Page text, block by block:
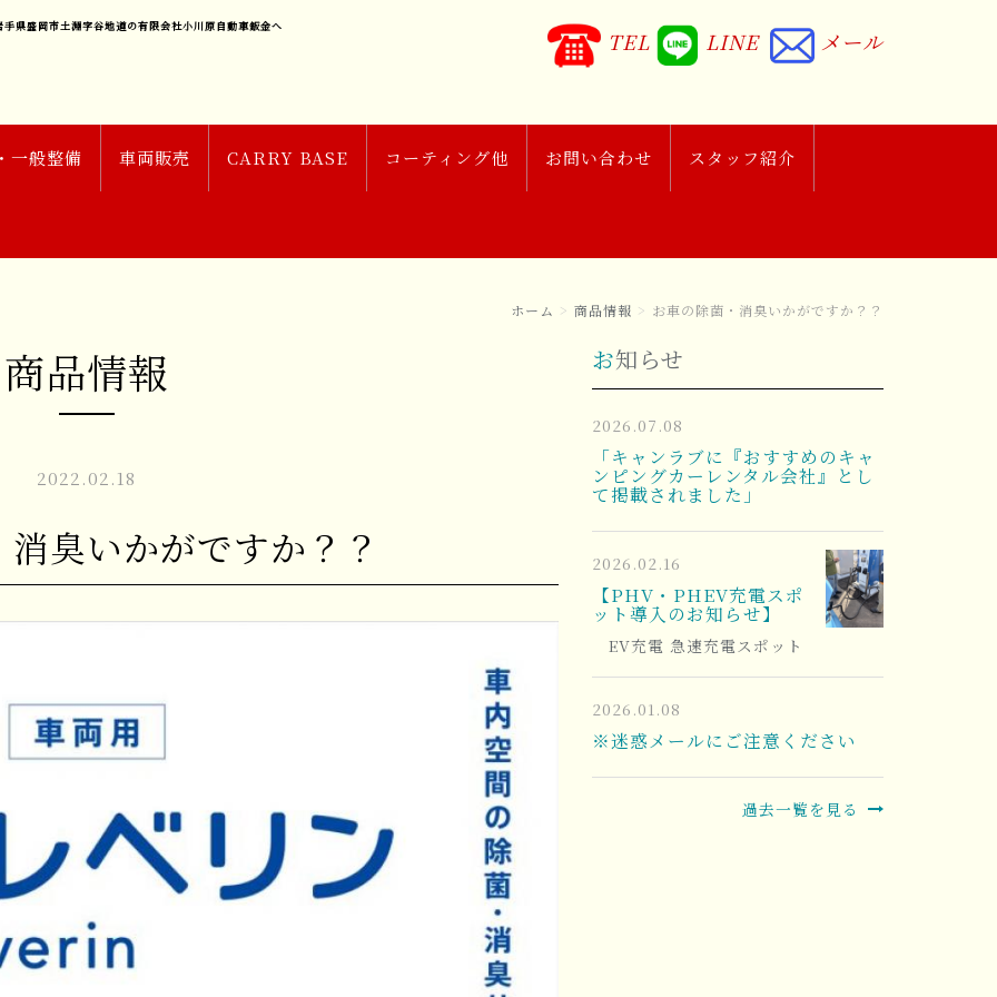
県盛岡市土淵字谷地道の有限会社小川原自動車鈑金へ
TEL LINE メール
一般整備 車両販売 CARRY BASE コーティング他 お問い合わせ スタッフ紹介
ホーム 商品情報 お車の除菌・消臭いかがですか？？
商品情報
2022.02.18
消臭いかがですか？？
お知らせ
2026.07.08
「キャンラブに『おすすめのキャ
ンピングカーレンタル会社』とし
て掲載されました」
2026.02.16
【PHV・PHEV充電スポ
ット導入のお知らせ】
EV充電 急速充電スポット
2026.01.08
※迷惑メールにご注意ください
過去一覧を見る